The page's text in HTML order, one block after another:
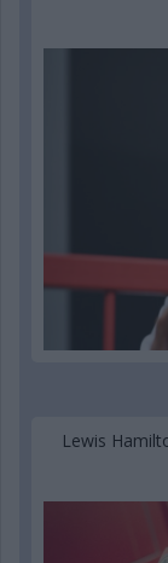
Lewis